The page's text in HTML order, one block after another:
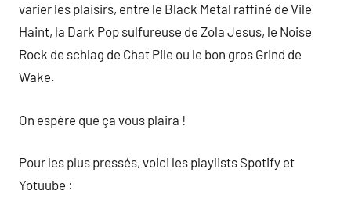
varier les plaisirs, entre le Black Metal raffiné de Vile
Haint, la Dark Pop sulfureuse de Zola Jesus, le Noise
Rock de schlag de Chat Pile ou le bon gros Grind de
Wake.
On espère que ça vous plaira !
Pour les plus pressés, voici les playlists Spotify et
Yotuube :